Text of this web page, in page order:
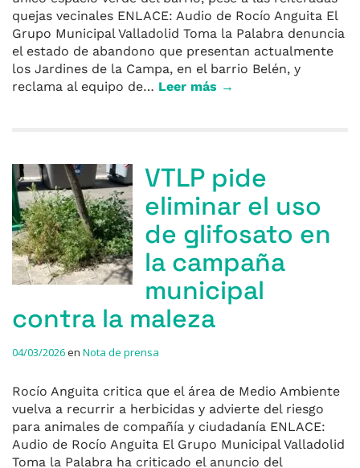
quejas vecinales ENLACE: Audio de Rocío Anguita El
Grupo Municipal Valladolid Toma la Palabra denuncia
el estado de abandono que presentan actualmente
los Jardines de la Campa, en el barrio Belén, y
reclama al equipo de… Leer más →
VTLP pide
eliminar el uso
de glifosato en
la campaña
municipal
contra la maleza
04/03/2026en Nota de prensa
Rocío Anguita critica que el área de Medio Ambiente
vuelva a recurrir a herbicidas y advierte del riesgo
para animales de compañía y ciudadanía ENLACE:
Audio de Rocío Anguita El Grupo Municipal Valladolid
Toma la Palabra ha criticado el anuncio del